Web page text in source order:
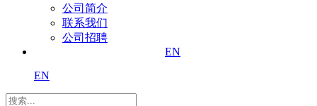
公司简介
联系我们
公司招聘
EN
EN